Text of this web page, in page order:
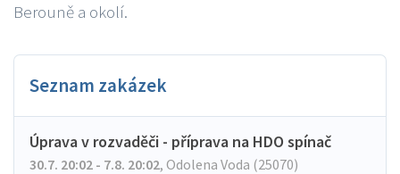
Berouně a okolí.
Seznam zakázek
Úprava v rozvaděči - příprava na HDO spínač
30.7. 20:02 - 7.8. 20:02, Odolena Voda (25070)